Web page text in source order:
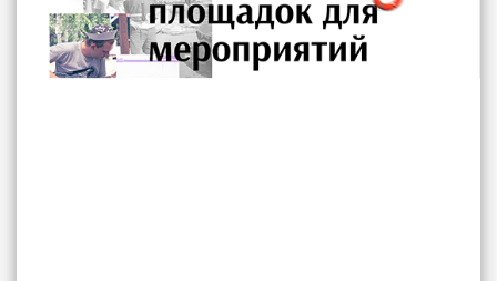
Аренда площадок для
мероприятий